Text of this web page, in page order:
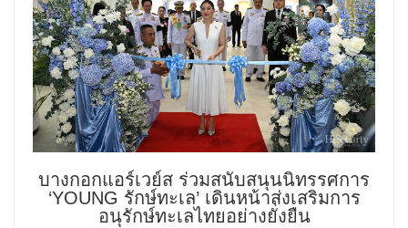
บางกอกแอร์เวย์ส ร่วมสนับสนุนนิทรรศการ
‘YOUNG รักษ์ทะเล’ เดินหน้าส่งเสริมการ
อนุรักษ์ทะเลไทยอย่างยั่งยืน